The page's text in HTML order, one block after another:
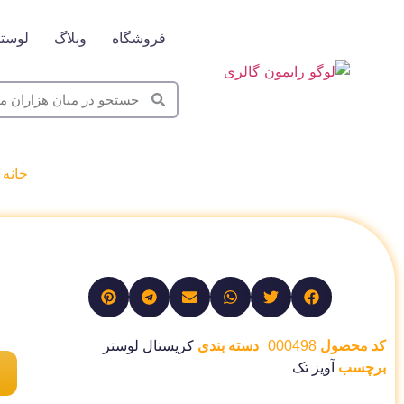
فروشگاه وبلاگ
خانه
کد محصول 000498 دسته بندی کریستال لوستر
برچسب آویز تک